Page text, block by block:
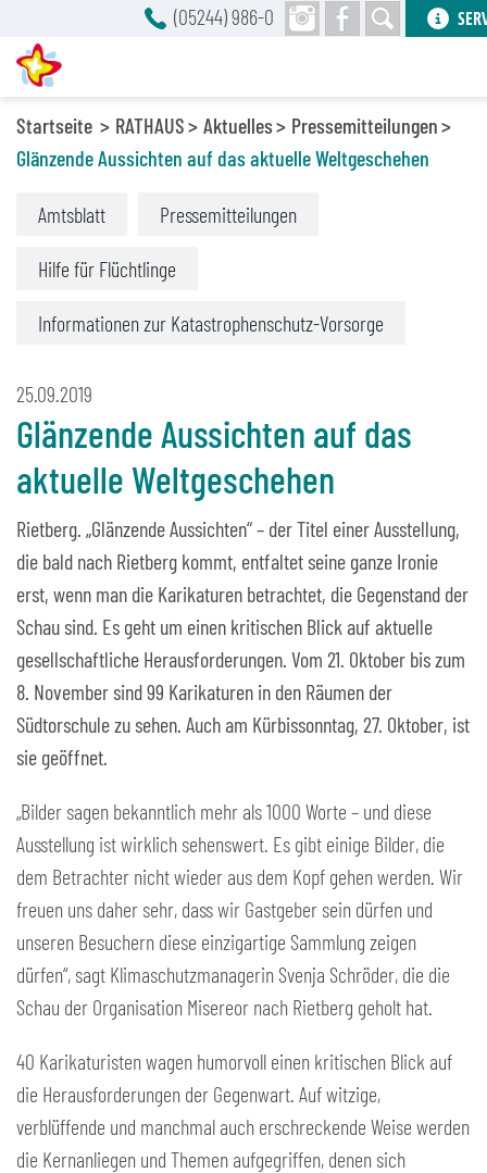
Startseite RATHAUS Aktuelles
Pressemitteilungen
Glänzende Aussichten auf das aktuelle Weltgeschehen
Amtsblatt Pressemitteilungen
Hilfe für Flüchtlinge
Informationen zur Katastrophenschutz-Vorsorge
25.09.2019
Glänzende Aussichten auf das
aktuelle Weltgeschehen
Rietberg. „Glänzende Aussichten“ – der Titel einer Ausstellung,
die bald nach Rietberg kommt, entfaltet seine ganze Ironie
erst, wenn man die Karikaturen betrachtet, die Gegenstand der
Schau sind. Es geht um einen kritischen Blick auf aktuelle
gesellschaftliche Herausforderungen. Vom 21. Oktober bis zum
8. November sind 99 Karikaturen in den Räumen der
Südtorschule zu sehen. Auch am Kürbissonntag, 27. Oktober, ist
sie geöffnet.
„Bilder sagen bekanntlich mehr als 1000 Worte – und diese
Ausstellung ist wirklich sehenswert. Es gibt einige Bilder, die
dem Betrachter nicht wieder aus dem Kopf gehen werden. Wir
freuen uns daher sehr, dass wir Gastgeber sein dürfen und
unseren Besuchern diese einzigartige Sammlung zeigen
dürfen“, sagt Klimaschutzmanagerin Svenja Schröder, die die
Schau der Organisation Misereor nach Rietberg geholt hat.
40 Karikaturisten wagen humorvoll einen kritischen Blick auf
die Herausforderungen der Gegenwart. Auf witzige,
verblüffende und manchmal auch erschreckende Weise werden
die Kernanliegen und Themen aufgegriffen, denen sich
(05244) 986-0